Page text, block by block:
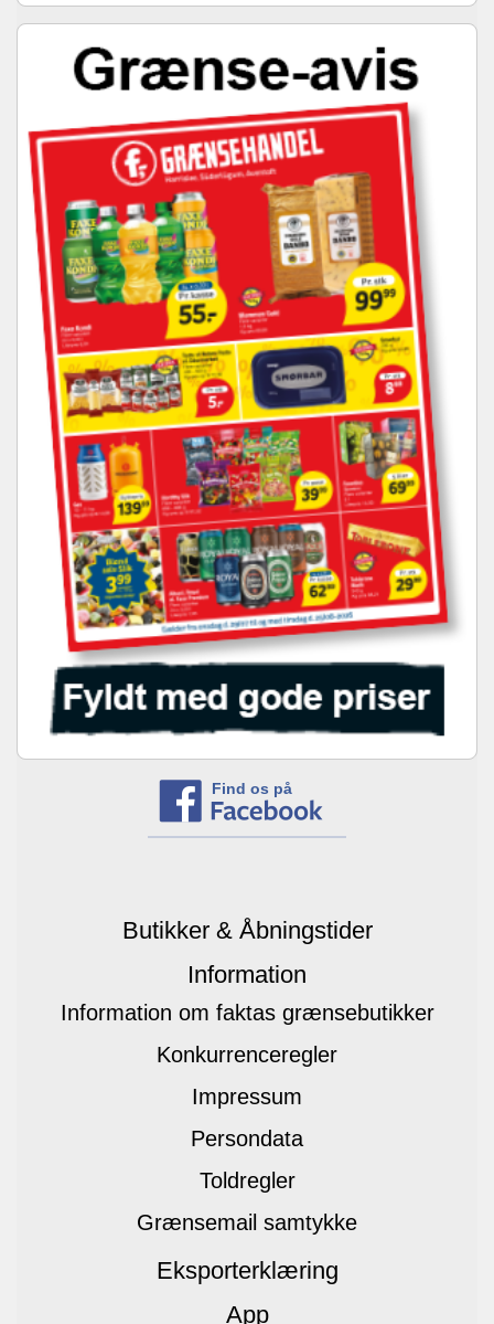
Find os på
Butikker & Åbningstider
Information
Information om faktas grænsebutikker
Konkurrenceregler
Impressum
Persondata
Toldregler
Grænsemail samtykke
Eksporterklæring
App